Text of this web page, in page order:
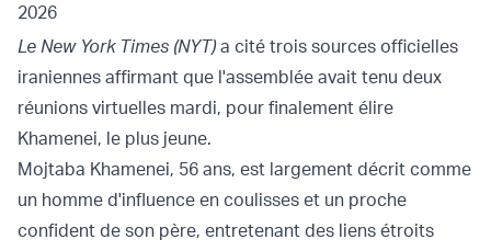
2026
Le New York Times (NYT)a cité trois sources officielles
iraniennes affirmant que l'assemblée avait tenu deux
réunions virtuelles mardi, pour finalement élire
Khamenei, le plus jeune.
Mojtaba Khamenei, 56 ans, est largement décrit comme
un homme d'influence en coulisses et un proche
confident de son père, entretenant des liens étroits